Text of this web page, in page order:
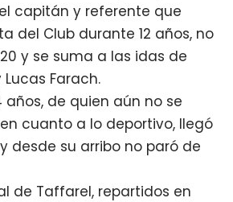
capitán y referente que
del Club durante 12 años, no
y se suma a las idas de
Farach.
años, de quien aún no se
cuanto a lo deportivo, llegó
desde su arribo no paró de
de Taffarel, repartidos en